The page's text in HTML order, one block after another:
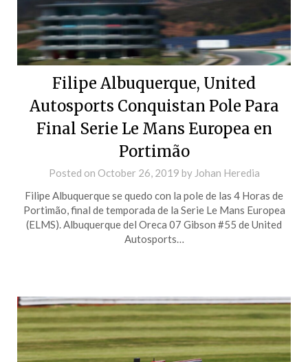
Filipe Albuquerque, United
Autosports Conquistan Pole Para
Final Serie Le Mans Europea en
Portimão
Posted on October 26, 2019 by Johan Heredia
Filipe Albuquerque se quedo con la pole de las 4 Horas de
Portimão, final de temporada de la Serie Le Mans Europea
(ELMS). Albuquerque del Oreca 07 Gibson #55 de United
Autosports…